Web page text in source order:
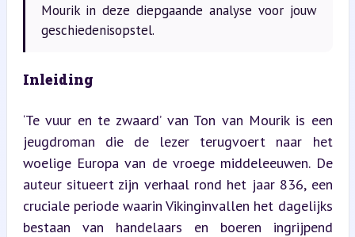
Mourik in deze diepgaande analyse voor jouw
geschiedenisopstel.
Inleiding
‘Te vuur en te zwaard’ van Ton van Mourik is een
jeugdroman die de lezer terugvoert naar het
woelige Europa van de vroege middeleeuwen. De
auteur situeert zijn verhaal rond het jaar 836, een
cruciale periode waarin Vikinginvallen het dagelijks
bestaan van handelaars en boeren ingrijpend